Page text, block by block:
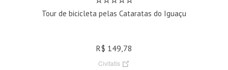
Tour de bicicleta pelas Cataratas do Iguaçu
R$ 149,78
Civitatis